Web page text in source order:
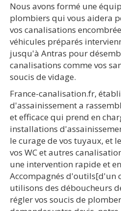
Nous avons formé une
plombiers qui vous aidera
vos canalisations
véhicules préparés
jusqu'à Antras pour
canalisations comme vos
soucis de vidage.
France-canalisation.fr,
d'assainissement a
et efficace qui prend en
installations
le curage de vos tuyaux, et
vos WC et autres
une intervention rapide et
Accompagnés d'outils[d'un
utilisons des déboucheurs
régler vos soucis de